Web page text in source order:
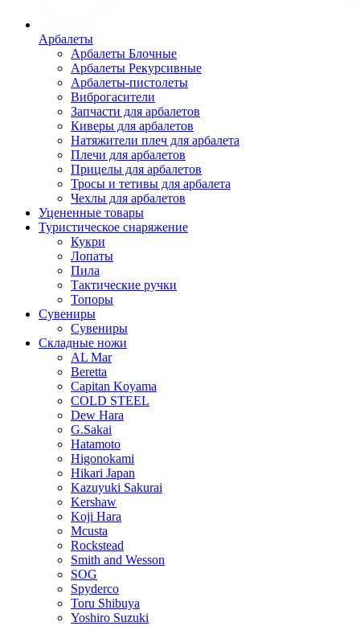
Арбалеты
Арбалеты Блочные
Арбалеты Рекурсивные
Арбалеты-пистолеты
Виброгасители
Запчасти для арбалетов
Киверы для арбалетов
Натяжители плеч для арбалета
Плечи для арбалетов
Прицелы для арбалетов
Тросы и тетивы для арбалета
Чехлы для арбалетов
Уцененные товары
Туристическое снаряжение
Кукри
Лопаты
Пила
Тактические ручки
Топоры
Сувениры
Сувениры
Складные ножи
AL Mar
Beretta
Capitan Koyama
COLD STEEL
Dew Hara
G.Sakai
Hatamoto
Higonokami
Hikari Japan
Kazuyuki Sakurai
Kershaw
Koji Hara
Mcusta
Rockstead
Smith and Wesson
SOG
Spyderco
Toru Shibuya
Yoshiro Suzuki